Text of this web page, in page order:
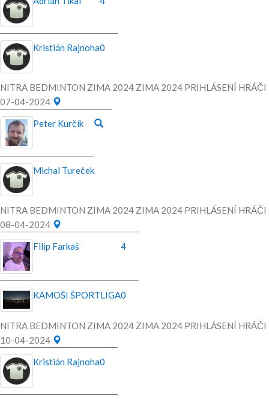
Kristián Rajnoha0
NITRA BEDMINTON ZIMA 2024 ZIMA 2024 PRIHLÁSENÍ HRÁČI
07-04-2024
Peter Kurčík
Michal Tureček
NITRA BEDMINTON ZIMA 2024 ZIMA 2024 PRIHLÁSENÍ HRÁČI
08-04-2024
Filip Farkaš
4
KAMOŠI ŠPORTLIGA0
NITRA BEDMINTON ZIMA 2024 ZIMA 2024 PRIHLÁSENÍ HRÁČI
10-04-2024
Kristián Rajnoha0